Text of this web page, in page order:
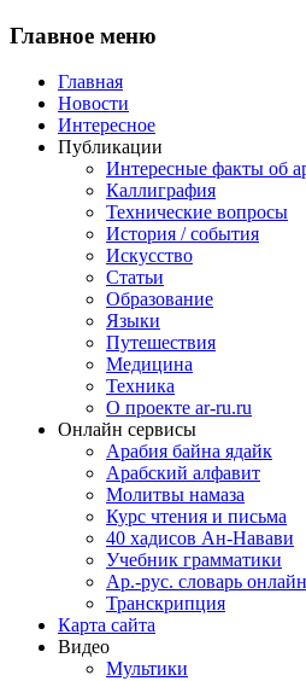
Главное меню
Главная
Новости
Интересное
Публикации
Интересные факты об
Каллиграфия
Технические вопросы
История / события
Искусство
Статьи
Образование
Языки
Путешествия
Медицина
Техника
О проекте ar-ru.ru
Онлайн сервисы
Арабия байна ядайк
Арабский алфавит
Молитвы намаза
Курс чтения и письма
40 хадисов Ан-Навави
Учебник грамматики
Ар.-рус. словарь онлайн
Транскрипция
Карта сайта
Видео
Мультики